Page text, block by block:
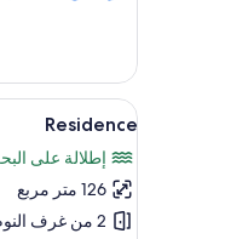
غرفة
ديلوكس
للاستخدام
استعراض
جميع
صور
Residence
1
Residence
إطلالة على
126 متر مربع
2 من غرف النوم